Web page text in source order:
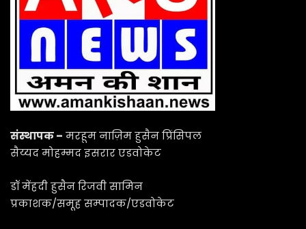
Important Links
Terms & Condition
Privacy Policy
Disclaimer